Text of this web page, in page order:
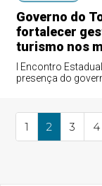
Governo do
fortalecer
turismo nos
I Encontro
presença do
1 2 3 4